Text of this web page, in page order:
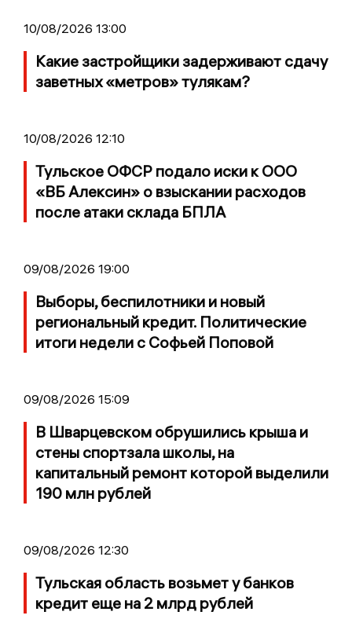
10/08/2026 13:00
Какие застройщики задерживают сдачу
заветных «метров» тулякам?
10/08/2026 12:10
Тульское ОФСР подало иски к ООО
«ВБ Алексин» о взыскании расходов
после атаки склада БПЛА
09/08/2026 19:00
Выборы, беспилотники и новый
региональный кредит. Политические
итоги недели с Софьей Поповой
09/08/2026 15:09
В Шварцевском обрушились крыша и
стены спортзала школы, на
капитальный ремонт которой выделили
190 млн рублей
09/08/2026 12:30
Тульская область возьмет у банков
кредит еще на 2 млрд рублей